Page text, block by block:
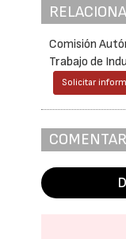
Comisión
Trabajo de
Solicitar